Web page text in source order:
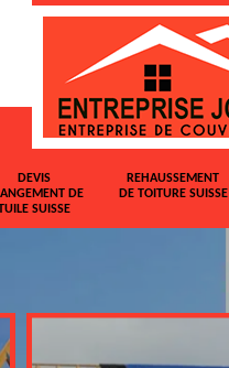
DEVIS
DE
SUISSE
REHAUSSEMENT
DE TOITURE SUISSE